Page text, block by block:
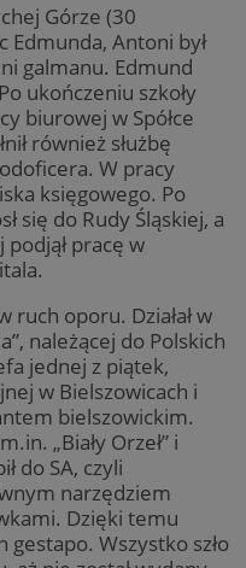
Górze (30
Edmunda, Antoni był
galmanu. Edmund
ukończeniu szkoły
biurowej w Spółce
również służbę
W pracy
księgowego. Po
się do Rudy Śląskiej, a
pracę w
ruch oporu. Działał w
należącej do Polskich
jednej z piątek,
w Bielszowicach i
bielszowickim.
„Biały Orzeł” i
do SA, czyli
narzędziem
Dzięki temu
gestapo. Wszystko szło